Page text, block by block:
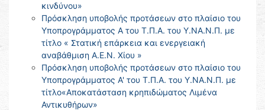
κινδύνου»
Πρόσκληση υποβολής προτάσεων στο πλαίσιο του
Υποπρογράμματος Α του Τ.Π.Α. του Υ.ΝΑ.Ν.Π. με
τίτλο « Στατική επάρκεια και ενεργειακή
αναβάθμιση Α.Ε.Ν. Χίου »
Πρόσκληση υποβολής προτάσεων στο πλαίσιο του
Υποπρογράμματος Α' του Τ.Π.Α. του Υ.ΝΑ.Ν.Π. με
τίτλο«Αποκατάσταση κρηπιδώματος Λιμένα
Αντικυθήρων»